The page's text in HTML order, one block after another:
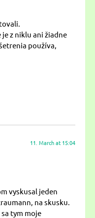
z niklu ani žiadne
používa,
11. March at 15:04
vyskusal jeden
na skusku.
tym moje